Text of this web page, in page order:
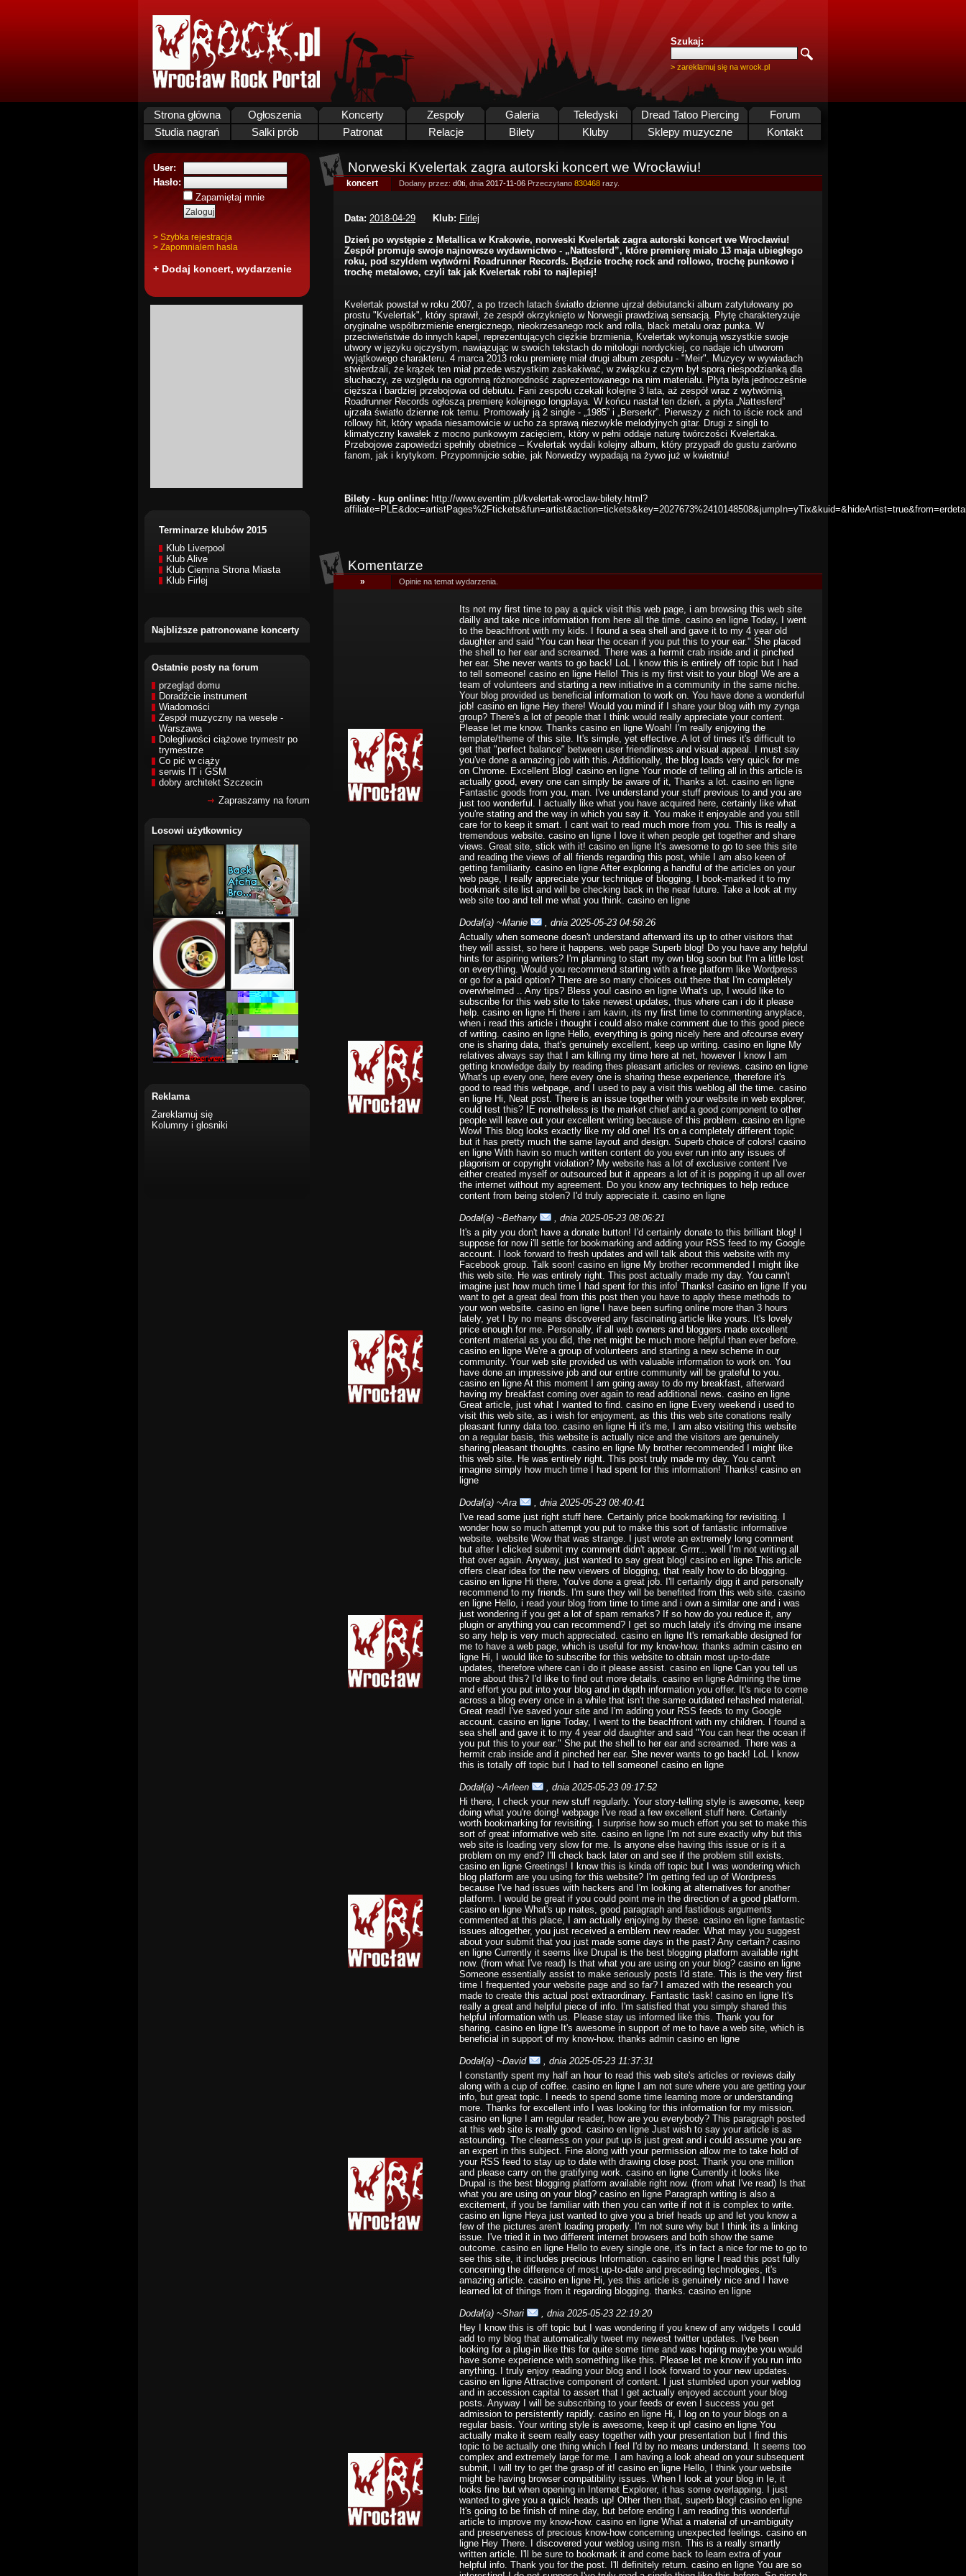
Szukaj:
> zareklamuj się na wrock.pl
Strona główna Ogłoszenia Koncerty Zespoły Galeria Teledyski Dread Tatoo Piercing
Forum
Studia nagrań
Salki prób Patronat Relacje Bilety Kluby Sklepy muzyczne Kontakt
User:
Hasło:
Zapamiętaj mnie
> Szybka rejestracja
> Zapomnialem hasla
+ Dodaj koncert, wydarzenie
Terminarze klubów 2015
Klub Liverpool
Klub Alive
Klub Ciemna Strona Miasta
Klub Firlej
Najbliższe patronowane koncerty
Ostatnie posty na forum
przegląd domu
Doradźcie instrument
Wiadomości
Zespół muzyczny na wesele -
Warszawa
Dolegliwości ciążowe trymestr po
trymestrze
Co pić w ciąży
serwis IT i GSM
dobry architekt Szczecin
Zapraszamy na forum
Losowi użytkownicy
Reklama
Zareklamuj się
Kolumny i glosniki
Norweski Kvelertak zagra autorski koncert we Wrocławiu!
koncert Dodany przez: d0ti , dnia 2017-11-06 Przeczytano 830468 razy.
Data: 2018-04-29 Klub: Firlej
Dzień po występie z Metallica w Krakowie, norweski Kvelertak zagra autorski koncert we Wrocławiu!
Zespół promuje swoje najnowsze wydawnictwo - „Nattesferd”, które premierę miało 13 maja ubiegłego
roku, pod szyldem wytwórni Roadrunner Records. Będzie trochę rock and rollowo, trochę punkowo i
trochę metalowo, czyli tak jak Kvelertak robi to najlepiej!
Kvelertak powstał w roku 2007, a po trzech latach światło dzienne ujrzał debiutancki album zatytułowany po
prostu "Kvelertak", który sprawił, że zespół okrzyknięto w Norwegii prawdziwą sensacją. Płytę charakteryzuje
oryginalne współbrzmienie energicznego, nieokrzesanego rock and rolla, black metalu oraz punka. W
przeciwieństwie do innych kapel, reprezentujących ciężkie brzmienia, Kvelertak wykonują wszystkie swoje
utwory w języku ojczystym, nawiązując w swoich tekstach do mitologii nordyckiej, co nadaje ich utworom
wyjątkowego charakteru. 4 marca 2013 roku premierę miał drugi album zespołu - "Meir". Muzycy w wywiadach
stwierdzali, że krążek ten miał przede wszystkim zaskakiwać, w związku z czym był sporą niespodzianką dla
słuchaczy, ze względu na ogromną różnorodność zaprezentowanego na nim materiału. Płyta była jednocześnie
cięższa i bardziej przebojowa od debiutu. Fani zespołu czekali kolejne 3 lata, aż zespół wraz z wytwórnią
Roadrunner Records ogłoszą premierę kolejnego longplaya. W końcu nastał ten dzień, a płyta „Nattesferd”
ujrzała światło dzienne rok temu. Promowały ją 2 single - „1985” i „Berserkr”. Pierwszy z nich to iście rock and
rollowy hit, który wpada niesamowicie w ucho za sprawą niezwykle melodyjnych gitar. Drugi z singli to
klimatyczny kawałek z mocno punkowym zacięciem, który w pełni oddaje naturę twórczości Kvelertaka.
Przebojowe zapowiedzi spełniły obietnice – Kvelertak wydali kolejny album, który przypadł do gustu zarówno
fanom, jak i krytykom. Przypomnijcie sobie, jak Norwedzy wypadają na żywo już w kwietniu!
Bilety - kup online: http://www.eventim.pl/kvelertak-wroclaw-bilety.html?
Komentarze
» Opinie na temat wydarzenia.
Its not my first time to pay a quick visit this web page, i am browsing this web site
dailly and take nice information from here all the time. casino en ligne Today, I went
to the beachfront with my kids. I found a sea shell and gave it to my 4 year old
daughter and said "You can hear the ocean if you put this to your ear." She placed
the shell to her ear and screamed. There was a hermit crab inside and it pinched
her ear. She never wants to go back! LoL I know this is entirely off topic but I had
to tell someone! casino en ligne Hello! This is my first visit to your blog! We are a
team of volunteers and starting a new initiative in a community in the same niche.
Your blog provided us beneficial information to work on. You have done a wonderful
job! casino en ligne Hey there! Would you mind if I share your blog with my zynga
group? There's a lot of people that I think would really appreciate your content.
Please let me know. Thanks casino en ligne Woah! I'm really enjoying the
template/theme of this site. It's simple, yet effective. A lot of times it's difficult to
get that "perfect balance" between user friendliness and visual appeal. I must say
you've done a amazing job with this. Additionally, the blog loads very quick for me
on Chrome. Excellent Blog! casino en ligne Your mode of telling all in this article is
actually good, every one can simply be aware of it, Thanks a lot. casino en ligne
Fantastic goods from you, man. I've understand your stuff previous to and you are
just too wonderful. I actually like what you have acquired here, certainly like what
you're stating and the way in which you say it. You make it enjoyable and you still
care for to keep it smart. I cant wait to read much more from you. This is really a
tremendous website. casino en ligne I love it when people get together and share
views. Great site, stick with it! casino en ligne It's awesome to go to see this site
and reading the views of all friends regarding this post, while I am also keen of
getting familiarity. casino en ligne After exploring a handful of the articles on your
web page, I really appreciate your technique of blogging. I book-marked it to my
bookmark site list and will be checking back in the near future. Take a look at my
web site too and tell me what you think. casino en ligne
Dodał(a) ~Manie
, dnia 2025-05-23 04:58:26
Actually when someone doesn't understand afterward its up to other visitors that
they will assist, so here it happens. web page Superb blog! Do you have any helpful
hints for aspiring writers? I'm planning to start my own blog soon but I'm a little lost
on everything. Would you recommend starting with a free platform like Wordpress
or go for a paid option? There are so many choices out there that I'm completely
overwhelmed .. Any tips? Bless you! casino en ligne What's up, I would like to
subscribe for this web site to take newest updates, thus where can i do it please
help. casino en ligne Hi there i am kavin, its my first time to commenting anyplace,
when i read this article i thought i could also make comment due to this good piece
of writing. casino en ligne Hello, everything is going nicely here and ofcourse every
one is sharing data, that's genuinely excellent, keep up writing. casino en ligne My
relatives always say that I am killing my time here at net, however I know I am
getting knowledge daily by reading thes pleasant articles or reviews. casino en ligne
What's up every one, here every one is sharing these experience, therefore it's
good to read this webpage, and I used to pay a visit this weblog all the time. casino
en ligne Hi, Neat post. There is an issue together with your website in web explorer,
could test this? IE nonetheless is the market chief and a good component to other
people will leave out your excellent writing because of this problem. casino en ligne
Wow! This blog looks exactly like my old one! It's on a completely different topic
but it has pretty much the same layout and design. Superb choice of colors! casino
en ligne With havin so much written content do you ever run into any issues of
plagorism or copyright violation? My website has a lot of exclusive content I've
either created myself or outsourced but it appears a lot of it is popping it up all over
the internet without my agreement. Do you know any techniques to help reduce
content from being stolen? I'd truly appreciate it. casino en ligne
Dodał(a) ~Bethany
, dnia 2025-05-23 08:06:21
It's a pity you don't have a donate button! I'd certainly donate to this brilliant blog! I
suppose for now i'll settle for bookmarking and adding your RSS feed to my Google
account. I look forward to fresh updates and will talk about this website with my
Facebook group. Talk soon! casino en ligne My brother recommended I might like
this web site. He was entirely right. This post actually made my day. You cann't
imagine just how much time I had spent for this info! Thanks! casino en ligne If you
want to get a great deal from this post then you have to apply these methods to
your won website. casino en ligne I have been surfing online more than 3 hours
lately, yet I by no means discovered any fascinating article like yours. It's lovely
price enough for me. Personally, if all web owners and bloggers made excellent
content material as you did, the net might be much more helpful than ever before.
casino en ligne We're a group of volunteers and starting a new scheme in our
community. Your web site provided us with valuable information to work on. You
have done an impressive job and our entire community will be grateful to you.
casino en ligne At this moment I am going away to do my breakfast, afterward
having my breakfast coming over again to read additional news. casino en ligne
Great article, just what I wanted to find. casino en ligne Every weekend i used to
visit this web site, as i wish for enjoyment, as this this web site conations really
pleasant funny data too. casino en ligne Hi it's me, I am also visiting this website
on a regular basis, this website is actually nice and the visitors are genuinely
sharing pleasant thoughts. casino en ligne My brother recommended I might like
this web site. He was entirely right. This post truly made my day. You cann't
imagine simply how much time I had spent for this information! Thanks! casino en
ligne
Dodał(a) ~Ara
, dnia 2025-05-23 08:40:41
I've read some just right stuff here. Certainly price bookmarking for revisiting. I
wonder how so much attempt you put to make this sort of fantastic informative
website. website Wow that was strange. I just wrote an extremely long comment
but after I clicked submit my comment didn't appear. Grrrr... well I'm not writing all
that over again. Anyway, just wanted to say great blog! casino en ligne This article
offers clear idea for the new viewers of blogging, that really how to do blogging.
casino en ligne Hi there, You've done a great job. I'll certainly digg it and personally
recommend to my friends. I'm sure they will be benefited from this web site. casino
en ligne Hello, i read your blog from time to time and i own a similar one and i was
just wondering if you get a lot of spam remarks? If so how do you reduce it, any
plugin or anything you can recommend? I get so much lately it's driving me insane
so any help is very much appreciated. casino en ligne It's remarkable designed for
me to have a web page, which is useful for my know-how. thanks admin casino en
ligne Hi, I would like to subscribe for this website to obtain most up-to-date
updates, therefore where can i do it please assist. casino en ligne Can you tell us
more about this? I'd like to find out more details. casino en ligne Admiring the time
and effort you put into your blog and in depth information you offer. It's nice to come
across a blog every once in a while that isn't the same outdated rehashed material.
Great read! I've saved your site and I'm adding your RSS feeds to my Google
account. casino en ligne Today, I went to the beachfront with my children. I found a
sea shell and gave it to my 4 year old daughter and said "You can hear the ocean if
you put this to your ear." She put the shell to her ear and screamed. There was a
hermit crab inside and it pinched her ear. She never wants to go back! LoL I know
this is totally off topic but I had to tell someone! casino en ligne
Dodał(a) ~Arleen
, dnia 2025-05-23 09:17:52
Hi there, I check your new stuff regularly. Your story-telling style is awesome, keep
doing what you're doing! webpage I've read a few excellent stuff here. Certainly
worth bookmarking for revisiting. I surprise how so much effort you set to make this
sort of great informative web site. casino en ligne I'm not sure exactly why but this
web site is loading very slow for me. Is anyone else having this issue or is it a
problem on my end? I'll check back later on and see if the problem still exists.
casino en ligne Greetings! I know this is kinda off topic but I was wondering which
blog platform are you using for this website? I'm getting fed up of Wordpress
because I've had issues with hackers and I'm looking at alternatives for another
platform. I would be great if you could point me in the direction of a good platform.
casino en ligne What's up mates, good paragraph and fastidious arguments
commented at this place, I am actually enjoying by these. casino en ligne fantastic
issues altogether, you just received a emblem new reader. What may you suggest
about your submit that you just made some days in the past? Any certain? casino
en ligne Currently it seems like Drupal is the best blogging platform available right
now. (from what I've read) Is that what you are using on your blog? casino en ligne
Someone essentially assist to make seriously posts I'd state. This is the very first
time I frequented your website page and so far? I amazed with the research you
made to create this actual post extraordinary. Fantastic task! casino en ligne It's
really a great and helpful piece of info. I'm satisfied that you simply shared this
helpful information with us. Please stay us informed like this. Thank you for
sharing. casino en ligne It's awesome in support of me to have a web site, which is
beneficial in support of my know-how. thanks admin casino en ligne
Dodał(a) ~David
, dnia 2025-05-23 11:37:31
I constantly spent my half an hour to read this web site's articles or reviews daily
along with a cup of coffee. casino en ligne I am not sure where you are getting your
info, but great topic. I needs to spend some time learning more or understanding
more. Thanks for excellent info I was looking for this information for my mission.
casino en ligne I am regular reader, how are you everybody? This paragraph posted
at this web site is really good. casino en ligne Just wish to say your article is as
astounding. The clearness on your put up is just great and i could assume you are
an expert in this subject. Fine along with your permission allow me to take hold of
your RSS feed to stay up to date with drawing close post. Thank you one million
and please carry on the gratifying work. casino en ligne Currently it looks like
Drupal is the best blogging platform available right now. (from what I've read) Is that
what you are using on your blog? casino en ligne Paragraph writing is also a
excitement, if you be familiar with then you can write if not it is complex to write.
casino en ligne Heya just wanted to give you a brief heads up and let you know a
few of the pictures aren't loading properly. I'm not sure why but I think its a linking
issue. I've tried it in two different internet browsers and both show the same
outcome. casino en ligne Hello to every single one, it's in fact a nice for me to go to
see this site, it includes precious Information. casino en ligne I read this post fully
concerning the difference of most up-to-date and preceding technologies, it's
amazing article. casino en ligne Hi, yes this article is genuinely nice and I have
learned lot of things from it regarding blogging. thanks. casino en ligne
Dodał(a) ~Shari
, dnia 2025-05-23 22:19:20
Hey I know this is off topic but I was wondering if you knew of any widgets I could
add to my blog that automatically tweet my newest twitter updates. I've been
looking for a plug-in like this for quite some time and was hoping maybe you would
have some experience with something like this. Please let me know if you run into
anything. I truly enjoy reading your blog and I look forward to your new updates.
casino en ligne Attractive component of content. I just stumbled upon your weblog
and in accession capital to assert that I get actually enjoyed account your blog
posts. Anyway I will be subscribing to your feeds or even I success you get
admission to persistently rapidly. casino en ligne Hi, I log on to your blogs on a
regular basis. Your writing style is awesome, keep it up! casino en ligne You
actually make it seem really easy together with your presentation but I find this
topic to be actually one thing which I feel I'd by no means understand. It seems too
complex and extremely large for me. I am having a look ahead on your subsequent
submit, I will try to get the grasp of it! casino en ligne Hello, I think your website
might be having browser compatibility issues. When I look at your blog in Ie, it
looks fine but when opening in Internet Explorer, it has some overlapping. I just
wanted to give you a quick heads up! Other then that, superb blog! casino en ligne
It's going to be finish of mine day, but before ending I am reading this wonderful
article to improve my know-how. casino en ligne What a material of un-ambiguity
and preserveness of precious know-how concerning unexpected feelings. casino en
ligne Hey There. I discovered your weblog using msn. This is a really smartly
written article. I'll be sure to bookmark it and come back to learn extra of your
helpful info. Thank you for the post. I'll definitely return. casino en ligne You are so